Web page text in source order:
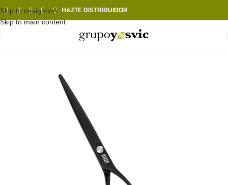
Skip to navigation
Skip to main content
HAZTE DISTRIBUIDOR